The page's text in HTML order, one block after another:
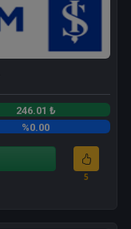
246.01 ₺
%0.00
5